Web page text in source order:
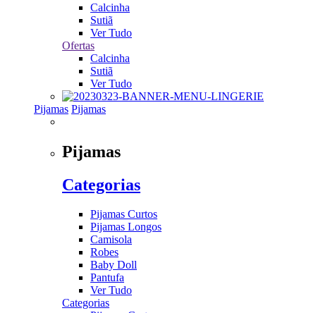
Calcinha
Sutiã
Ver Tudo
Ofertas
Calcinha
Sutiã
Ver Tudo
Pijamas Pijamas
Pijamas
Categorias
Pijamas Curtos
Pijamas Longos
Camisola
Robes
Baby Doll
Pantufa
Ver Tudo
Categorias